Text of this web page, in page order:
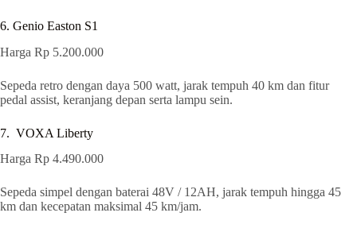
6. Genio Easton S1
Harga Rp 5.200.000
Sepeda retro dengan daya 500 watt, jarak tempuh 40 km dan fitur
pedal assist, keranjang depan serta lampu sein.
7. VOXA Liberty
Harga Rp 4.490.000
Sepeda simpel dengan baterai 48V / 12AH, jarak tempuh hingga 45
km dan kecepatan maksimal 45 km/jam.